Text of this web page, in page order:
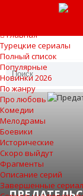
Главная
Турецкие сериалы
Полный список
Популярные
Новинки 2026
По жанру
Про любовь
Комедии
Мелодрамы
Боевики
Исторические
Скоро выйдут
Фрагменты
Описание серий
Завершенные